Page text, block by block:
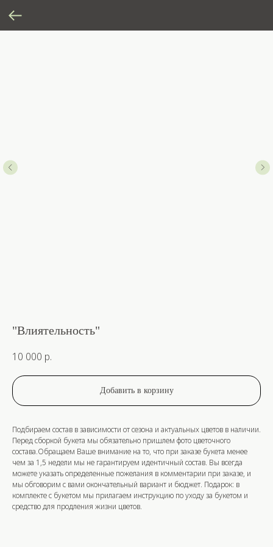
"Влиятельность"
10 000 р.
Добавить в корзину
Подбираем состав в зависимости от сезона и актуальных цветов в наличии.
Перед сборкой букета мы обязательно пришлем фото цветочного
состава.Обращаем Ваше внимание на то, что при заказе букета менее
чем за 1,5 недели мы не гарантируем идентичный состав. Вы всегда
можете указать определенные пожелания в комментарии при заказе, и
мы обговорим с вами окончательный вариант и бюджет. Подарок: в
комплекте с букетом мы прилагаем инструкцию по уходу за букетом и
средство для продления жизни цветов.